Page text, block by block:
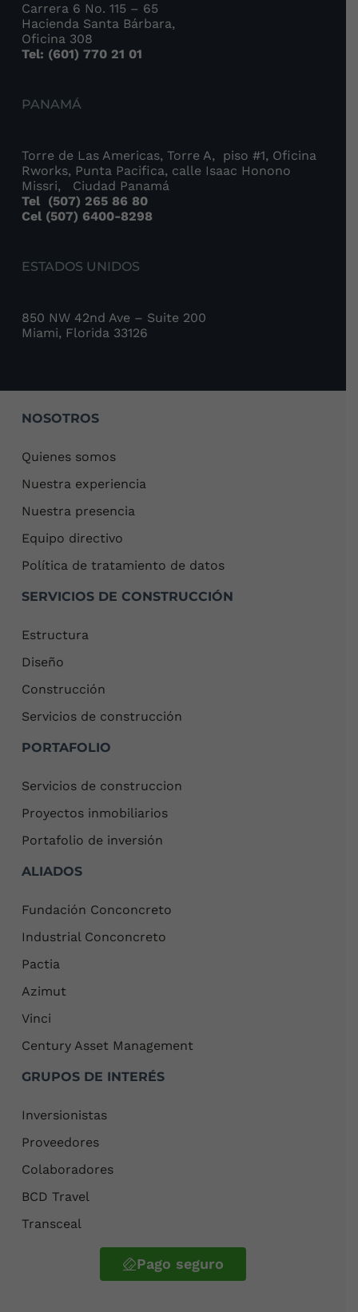
Carrera 6 No. 115 – 65
Hacienda Santa Bárbara,
Oficina 308
Tel: (601) 770 21 01
PANAMÁ
Torre de Las Americas, Torre A, piso #1, Oficina
Rworks, Punta Pacifica, calle Isaac Honono
Missri, Ciudad Panamá
Tel (507) 265 86 80
Cel (507) 6400-8298
ESTADOS UNIDOS
850 NW 42nd Ave – Suite 200
Miami, Florida 33126
NOSOTROS
Quienes somos
Nuestra experiencia
Nuestra presencia
Equipo directivo
Política de tratamiento de datos
SERVICIOS DE CONSTRUCCIÓN
Estructura
Diseño
Construcción
Servicios de construcción
PORTAFOLIO
Servicios de construccion
Proyectos inmobiliarios
Portafolio de inversión
ALIADOS
Fundación Conconcreto
Industrial Conconcreto
Pactia
Azimut
Vinci
Century Asset Management
GRUPOS DE INTERÉS
Inversionistas
Proveedores
Colaboradores
BCD Travel
Transceal
Pago seguro